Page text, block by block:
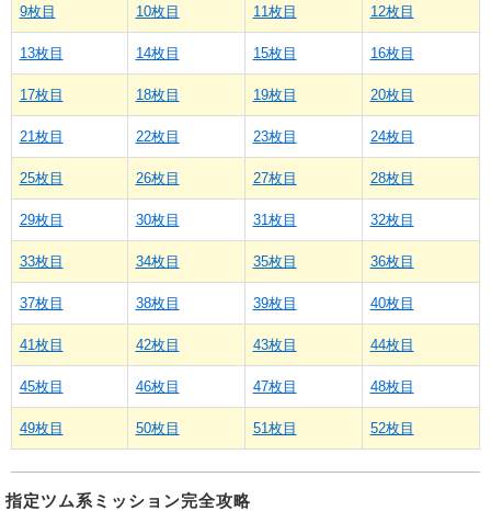
9枚目 10枚目 11枚目 12枚目
13枚目 14枚目 15枚目 16枚目
17枚目 18枚目 19枚目 20枚目
21枚目 22枚目 23枚目 24枚目
25枚目 26枚目 27枚目 28枚目
29枚目 30枚目 31枚目 32枚目
33枚目 34枚目 35枚目 36枚目
37枚目 38枚目 39枚目 40枚目
41枚目 42枚目 43枚目 44枚目
45枚目 46枚目 47枚目 48枚目
49枚目 50枚目 51枚目 52枚目
指定ツム系ミッション完全攻略